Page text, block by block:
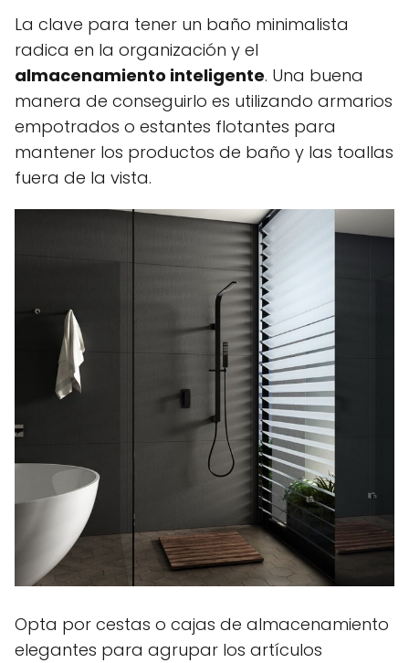
La clave para tener un baño minimalista
radica en la organización y el
almacenamiento inteligente. Una buena
manera de conseguirlo es utilizando armarios
empotrados o estantes flotantes para
mantener los productos de baño y las toallas
fuera de la vista.
Opta por cestas o cajas de almacenamiento
elegantes para agrupar los artículos